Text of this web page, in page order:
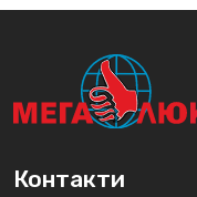
Контакти